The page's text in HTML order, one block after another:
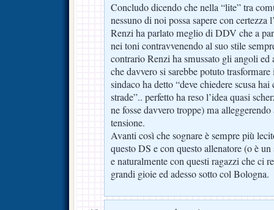
Concludo dicendo che nella “lite” tra
nessuno di noi possa sapere con certezza
Renzi ha parlato meglio di DDV che a
nei toni contravvenendo al suo stile
contrario Renzi ha smussato gli angoli ed
che davvero si sarebbe potuto
sindaco ha detto “deve chiedere scusa
strade”.. perfetto ha reso l’idea quasi
ne fosse davvero troppe) ma
tensione.
Avanti così che sognare è sempre più
questo DS e con questo allenatore (o è
e naturalmente con questi ragazzi che ci
grandi gioie ed adesso sotto col Bologna.